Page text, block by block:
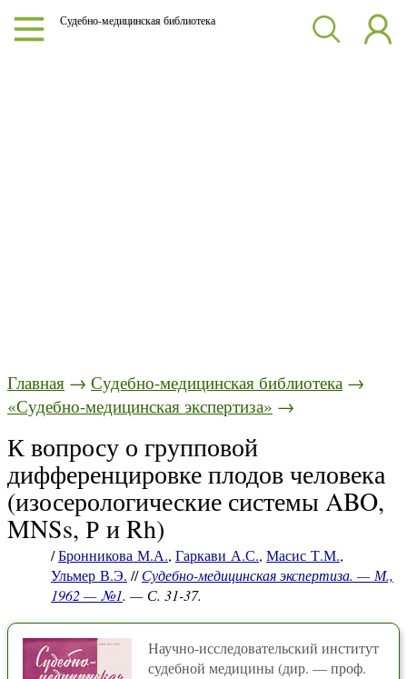
Судебно-медицинская библиотека
Главная → Судебно-медицинская библиотека →
«Судебно-медицинская экспертиза» →
К вопросу о групповой
дифференцировке плодов человека
(изосерологические системы ABO,
MNSs, Р и Rh)
/Бронникова М.А., Гаркави А.С., Масис Т.М.,
Ульмер В.Э. //Судебно-медицинская экспертиза. — М.,
1962 — №1. — С. 31-37.
Научно-исследовательский институт
судебной медицины (дир. — проф.